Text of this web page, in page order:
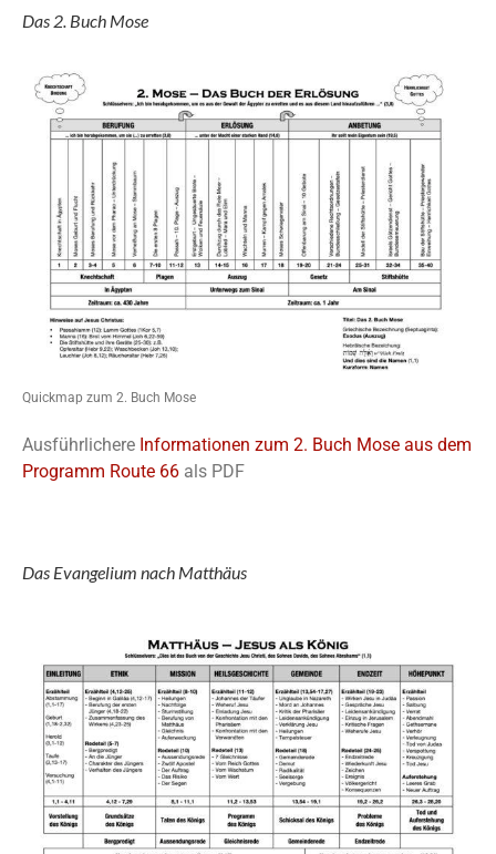
Das 2. Buch Mose
Quickmap zum 2. Buch Mose
Ausführlichere Informationen zum 2. Buch Mose aus dem
Programm Route 66 als PDF
Das Evangelium nach Matthäus